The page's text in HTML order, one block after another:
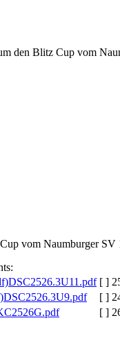
den Blitz Cup vom
vom Naumburger
DSC2526.3U11.pdf [ ]
DSC2526.3U9.pdf
[ ]
[ ]